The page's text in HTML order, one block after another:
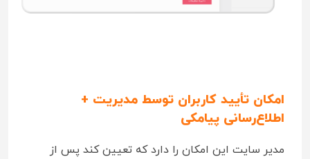
امکان تأیید کاربران توسط مدیریت +
اطلاع‌رسانی پیامکی
مدیر سایت این امکان را دارد که تعیین کند پس از